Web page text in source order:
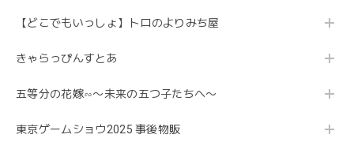
【どこでもいっしょ】トロのよりみち屋
きゃらっぴんすとあ
五等分の花嫁∽〜未来の五つ子たちへ〜
東京ゲームショウ2025 事後物販